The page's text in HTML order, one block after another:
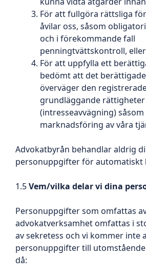
För att fullgöra rättsliga
åvilar oss, såsom
och i förekommande fall
penningtvättskontroll, eller
För att uppfylla ett
bedömt att det
överväger den
grundläggande
(intresseavvägning) såsom
marknadsföring av våra
Advokatbyrån behandlar aldrig
personuppgifter för automatiskt
1.5Vem/vilka delar vi dina
Personuppgifter som omfattas
advokatverksamhet omfattas i
av sekretess och vi kommer inte
personuppgifter till
då: